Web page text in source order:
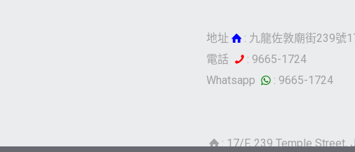
地址
: 九龍佐敦廟街239號
電話
: 9665-1724
Whatsapp
: 9665-1724
: 17/F, 239 Temple Street,